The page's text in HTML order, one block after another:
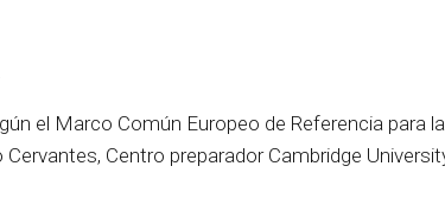
el Marco Común Europeo de Referencia para
Centro preparador Cambridge